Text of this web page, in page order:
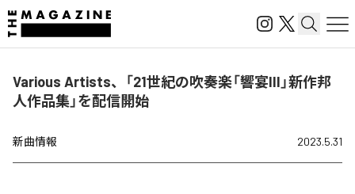
Various Artists、「21世紀の吹奏楽「響宴III」新作邦
人作品集」を配信開始
新曲情報 2023.5.31